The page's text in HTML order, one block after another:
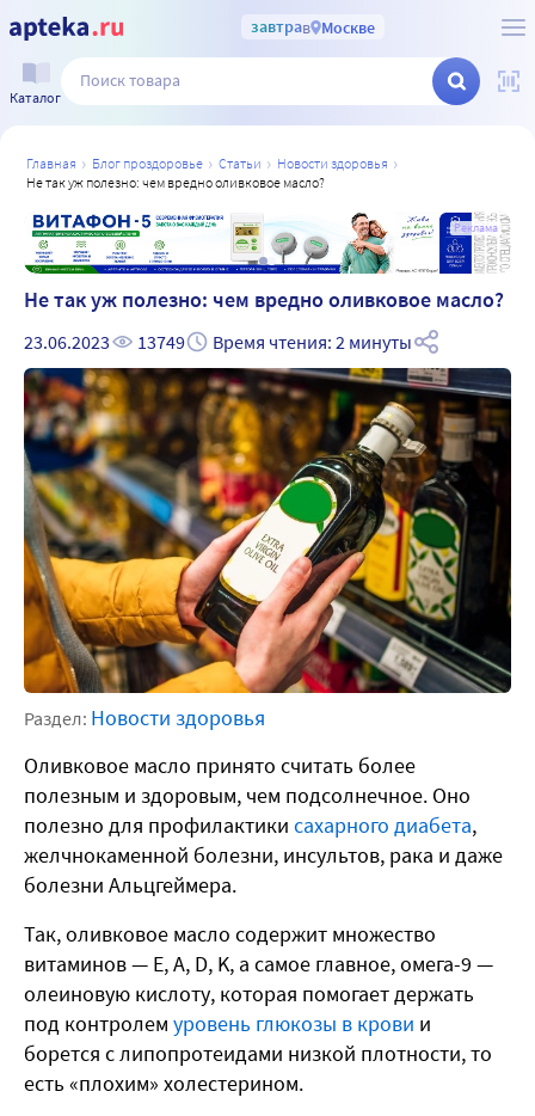
завтрав Москве
Каталог
главная блог проздоровье статьи
новости здоровья
не так уж полезно: чем вредно оливковое масло?
Реклама
Не так уж полезно: чем вредно оливковое масло?
23.06.2023 13749 Время чтения: 2 минуты
Раздел: Новости здоровья
Оливковое масло принято считать более
полезным и здоровым, чем подсолнечное. Оно
полезно для профилактики сахарного диабета,
желчнокаменной болезни, инсультов, рака и даже
болезни Альцгеймера.
Так, оливковое масло содержит множество
витаминов — E, A, D, K, а самое главное, омега-9 —
олеиновую кислоту, которая помогает держать
под контролем уровень глюкозы в крови и
борется с липопротеидами низкой плотности, то
есть «плохим» холестерином.